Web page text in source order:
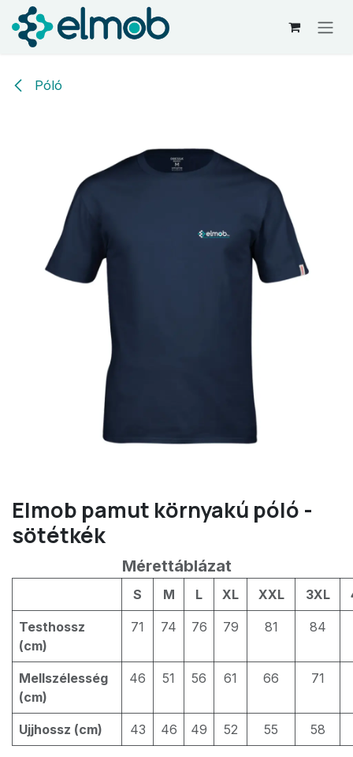
Kihagyás és továbblépés a tartalomhoz
Póló
Elmob pamut környakú póló -
sötétkék
Mérettáblázat
S M L XL XXL 3XL
Testhossz
(cm)
71 74 76 79 81 84
Mellszélesség
(cm)
46 51 56 61 66 71
Ujjhossz (cm) 43 46 49 52 55 58